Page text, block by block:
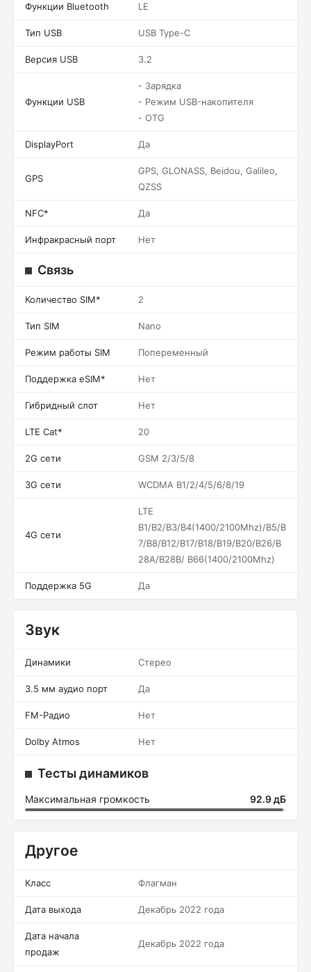
Функции Bluetooth LE
Тип USB USB Type-C
Версия USB 3.2
Функции USB
- Зарядка
- Режим USB-накопителя
- OTG
DisplayPort Да
GPS
GPS, GLONASS, Beidou, Galileo,
QZSS
NFC* Да
Инфракрасный порт Нет
Связь
Количество SIM* 2
Тип SIM Nano
Режим работы SIM Попеременный
Поддержка eSIM* Нет
Гибридный слот Нет
LTE Cat* 20
2G сети GSM 2/3/5/8
3G сети WCDMA B1/2/4/5/6/8/19
4G сети
LTE
B1/B2/B3/B4(1400/2100Mhz)/B5/B
7/B8/B12/B17/B18/B19/B20/B26/B
28A/B28B/ B66(1400/2100Mhz)
Поддержка 5G Да
Звук
Динамики Стерео
3.5 мм аудио порт Да
FM-Радио Нет
Dolby Atmos Нет
Тесты динамиков
Максимальная громкость 92.9 дБ
Другое
Класс Флагман
Дата выхода Декабрь 2022 года
Дата начала
продаж
Декабрь 2022 года